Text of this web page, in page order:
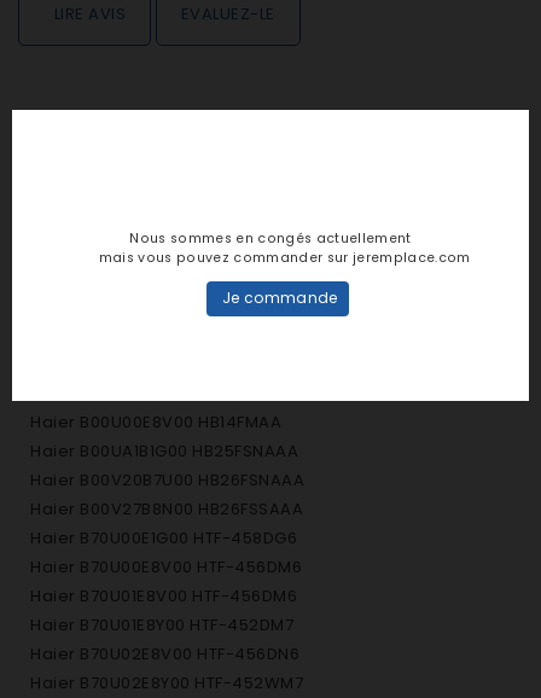
LIRE AVIS EVALUEZ-LE
Dimension 33.5 cm X 10 mm
Haier B00U00E8V00 HB14FMAA
Haier B00UA1B1G00 HB25FSNAAA
Haier B00V20B7U00 HB26FSNAAA
Haier B00V27B8N00 HB26FSSAAA
Haier B70U00E1G00 HTF-458DG6
Haier B70U00E8V00 HTF-456DM6
Haier B70U01E8V00 HTF-456DM6
Haier B70U01E8Y00 HTF-452DM7
Haier B70U02E8V00 HTF-456DN6
Haier B70U02E8Y00 HTF-452WM7
Nous sommes en congés actuellement
mais vous pouvez commander sur jeremplace.com
Je commande